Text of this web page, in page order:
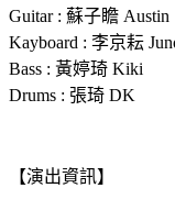
Guitar : 蘇子瞻 Austin
Kayboard : 李京耘
Bass : 黃婷琦 Kiki
Drums : 張琦 DK
【演出資訊】